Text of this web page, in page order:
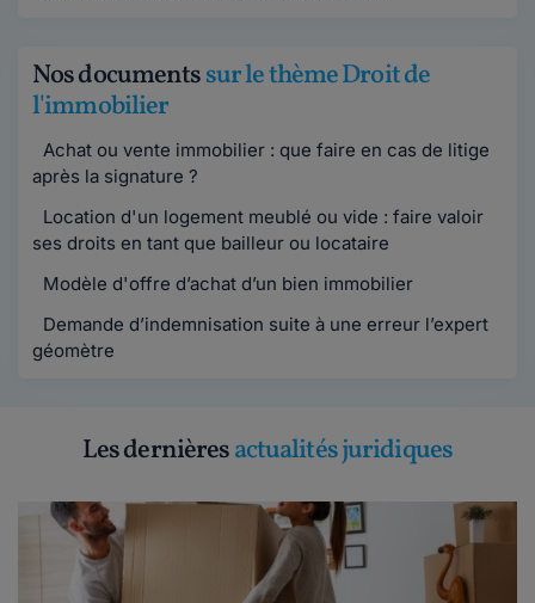
Nos documentssur le thème Droit de
l'immobilier
Achat ou vente immobilier : que faire en cas de litige
après la signature ?
Location d'un logement meublé ou vide : faire valoir
ses droits en tant que bailleur ou locataire
Modèle d'offre d’achat d’un bien immobilier
Demande d’indemnisation suite à une erreur l’expert
géomètre
Les dernièresactualités juridiques